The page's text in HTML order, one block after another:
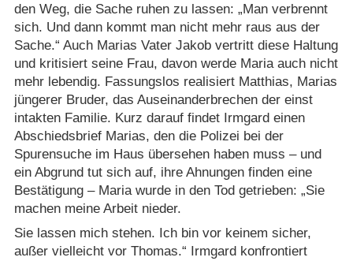
den Weg, die Sache ruhen zu lassen: „Man verbrennt
sich. Und dann kommt man nicht mehr raus aus der
Sache.“ Auch Marias Vater Jakob vertritt diese Haltung
und kritisiert seine Frau, davon werde Maria auch nicht
mehr lebendig. Fassungslos realisiert Matthias, Marias
jüngerer Bruder, das Auseinanderbrechen der einst
intakten Familie. Kurz darauf findet Irmgard einen
Abschiedsbrief Marias, den die Polizei bei der
Spurensuche im Haus übersehen haben muss – und
ein Abgrund tut sich auf, ihre Ahnungen finden eine
Bestätigung – Maria wurde in den Tod getrieben: „Sie
machen meine Arbeit nieder.
Sie lassen mich stehen. Ich bin vor keinem sicher,
außer vielleicht vor Thomas.“ Irmgard konfrontiert